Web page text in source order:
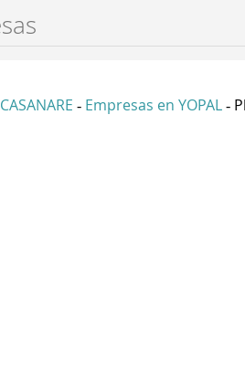
- Empresas en YOPAL -